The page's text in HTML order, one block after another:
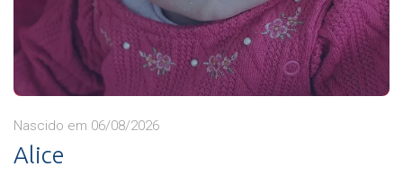
Nascido em 06/08/2026
Alice